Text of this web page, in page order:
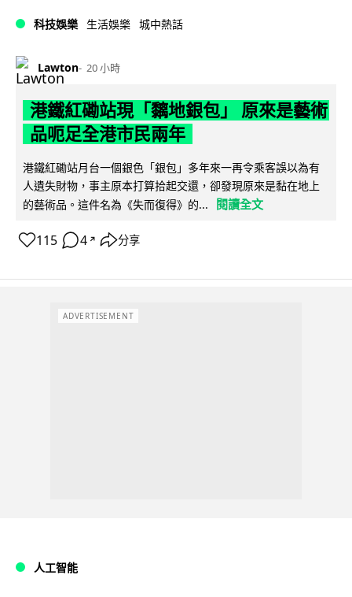
科技娛樂 生活娛樂 城中熱話
Lawton 20 小時
港鐵紅磡站現「黐地銀包」 原來是藝術
品呃足全港市民兩年
港鐵紅磡站月台一個銀色「銀包」多年來一再令乘客誤以為有
人遺失財物，事主原本打算拾起交還，卻發現原來是黏在地上
的藝術品。這件名為《失而復得》的...
閱讀全文
115 4 ↗ 分享
ADVERTISEMENT
人工智能